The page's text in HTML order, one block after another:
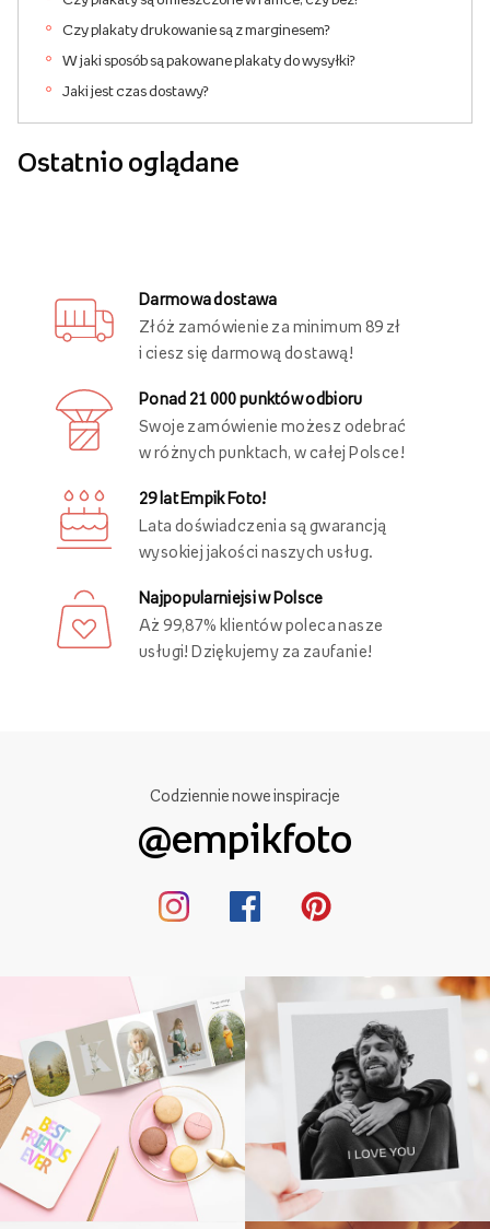
Czy plakaty drukowanie są z marginesem?
W jaki sposób są pakowane plakaty do wysyłki?
Jaki jest czas dostawy?
Ostatnio oglądane
Darmowa dostawa
Złóż zamówienie za minimum 89 zł
i ciesz się darmową dostawą!
Ponad 21 000 punktów odbioru
Swoje zamówienie możesz odebrać
w różnych punktach, w całej Polsce!
29 lat Empik Foto!
Lata doświadczenia są gwarancją
wysokiej jakości naszych usług.
Najpopularniejsi w Polsce
Aż 99,87% klientów poleca nasze
usługi! Dziękujemy za zaufanie!
Codziennie nowe inspiracje
@empikfoto